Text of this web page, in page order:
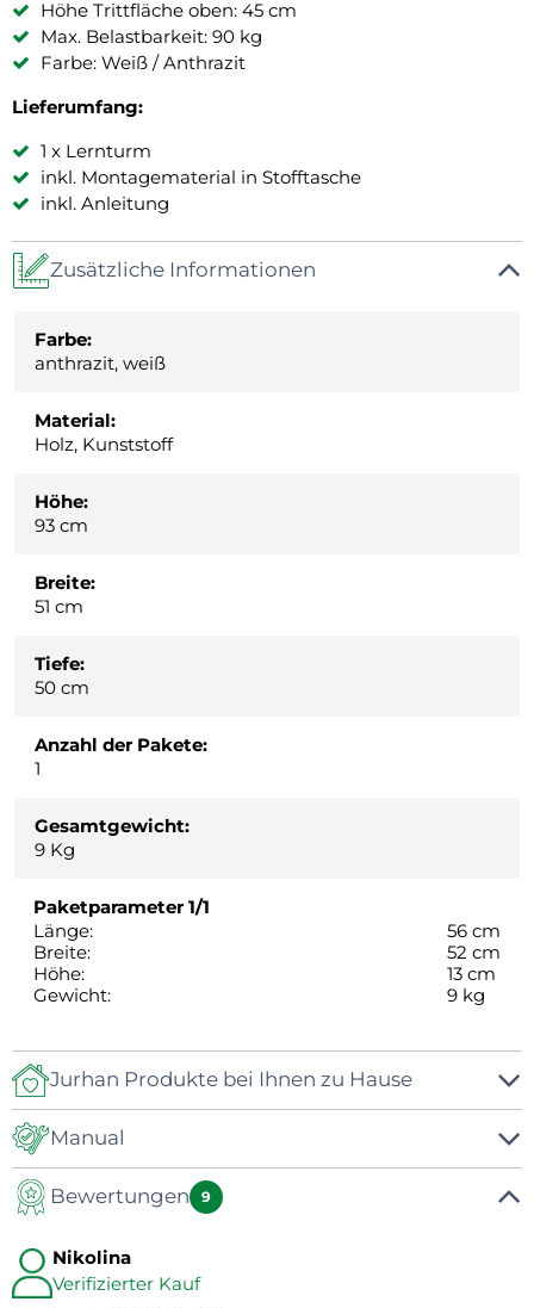
Höhe Trittfläche oben: 45 cm
Max. Belastbarkeit: 90 kg
Farbe: Weiß / Anthrazit
Lieferumfang:
1 x Lernturm
inkl. Montagematerial in Stofftasche
inkl. Anleitung
Zusätzliche Informationen
Farbe:
anthrazit, weiß
Material:
Holz, Kunststoff
Höhe:
93 cm
Breite:
51 cm
Tiefe:
50 cm
Anzahl der Pakete:
1
Gesamtgewicht:
9 Kg
Paketparameter1/1
Länge:
56 cm
Breite:
52 cm
Höhe:
13 cm
Gewicht:
9 kg
Jurhan Produkte bei Ihnen zu Hause
Manual
Manuál
Bewertungen 9
Nikolina
Verifizierter Kauf